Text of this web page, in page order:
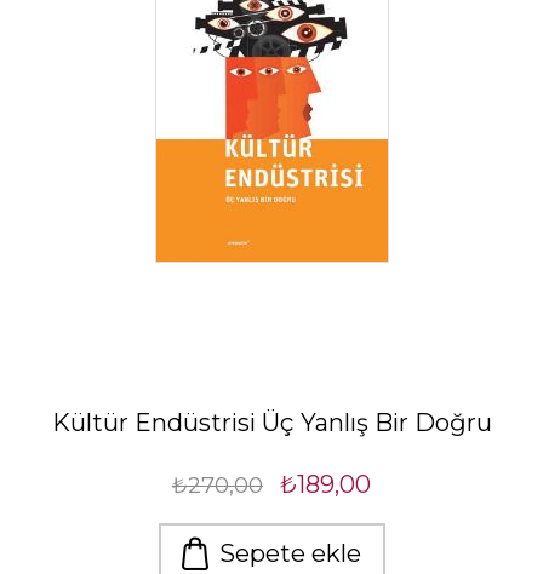
Kültür Endüstrisi Üç Yanlış Bir Doğru
₺270,00 ₺189,00
Sepete ekle